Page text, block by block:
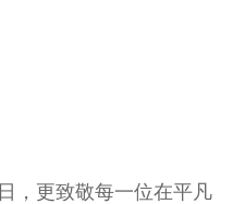
，更致敬每一位在平凡